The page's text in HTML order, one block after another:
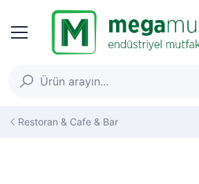
Restoran & Cafe & Bar